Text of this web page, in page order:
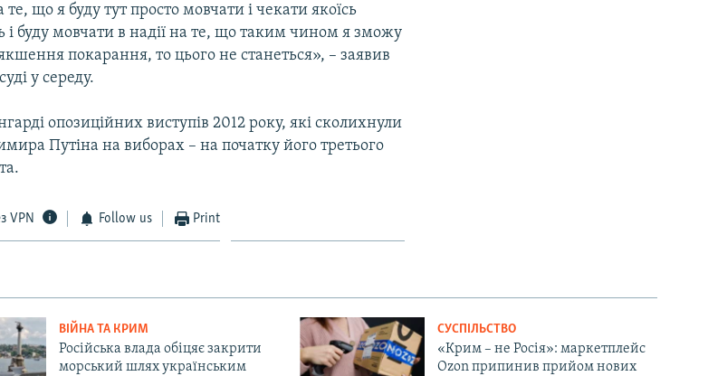
що я буду тут просто мовчати і чекати якоїсь
і буду мовчати в надії на те, що таким чином я зможу
покарання, то цього не станеться», – заявив
у середу.
опозиційних виступів 2012 року, які сколихнули
Путіна на виборах – на початку його третього
VPN Follow us Print
ВІЙНА ТА КРИМ
Російська влада обіцяє закрити
морський шлях українським
СУСПІЛЬСТВО
«Крим – не Росія»: маркетплейс
Ozon припинив прийом нових